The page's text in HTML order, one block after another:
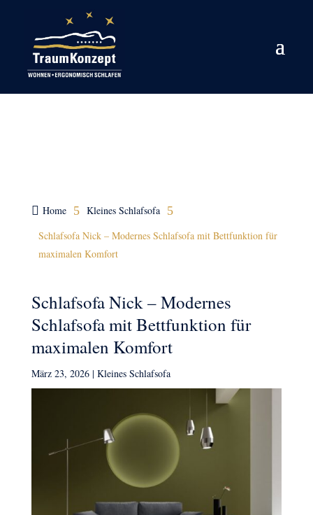
 Home 5 Kleines Schlafsofa 5
Schlafsofa Nick – Modernes Schlafsofa mit Bettfunktion für
maximalen Komfort
Schlafsofa Nick – Modernes
Schlafsofa mit Bettfunktion für
maximalen Komfort
März 23, 2026| Kleines Schlafsofa